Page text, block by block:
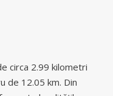
circa 2.99 kilometri
de 12.05 km. Din